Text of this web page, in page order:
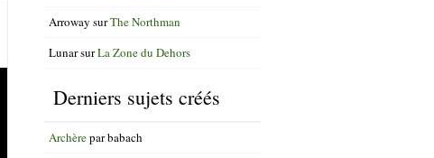
Arroway surThe Northman
LunarsurLa Zone du Dehors
Derniers sujets créés
Archèreparbabach